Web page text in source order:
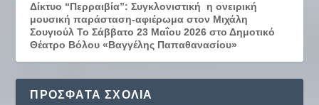
Δίκτυο “Περραιβία”: Συγκλονιστική η ονειρική
μουσική παράσταση-αφιέρωμα στον Μιχάλη
Σουγιούλ Το Σάββατο 23 Μαΐου 2026 στο Δημοτικό
Θέατρο Βόλου «Βαγγέλης Παπαθανασίου»
ΠΡΌΣΦΑΤΑ ΣΧΌΛΙΑ